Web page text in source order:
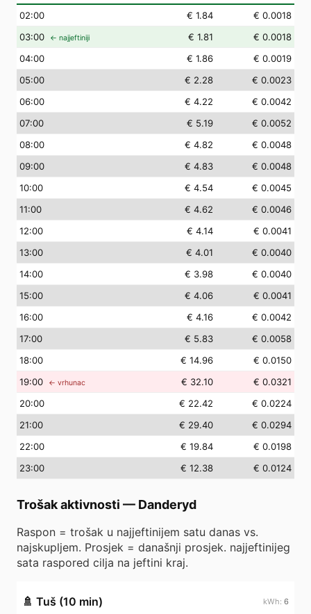
02:00 € 1.84
€ 0.0018
03:00 ← najjeftiniji € 1.81
€ 0.0018
04:00 € 1.86
€ 0.0019
05:00 € 2.28
€ 0.0023
06:00 € 4.22
€ 0.0042
07:00 € 5.19
€ 0.0052
08:00 € 4.82
€ 0.0048
09:00 € 4.83
€ 0.0048
10:00 € 4.54
€ 0.0045
11:00 € 4.62
€ 0.0046
12:00 € 4.14
€ 0.0041
13:00 € 4.01
€ 0.0040
14:00 € 3.98
€ 0.0040
15:00 € 4.06
€ 0.0041
16:00 € 4.16
€ 0.0042
17:00 € 5.83
€ 0.0058
18:00 € 14.96
€ 0.0150
19:00 ← vrhunac € 32.10
€ 0.0321
20:00 € 22.42
€ 0.0224
21:00 € 29.40
€ 0.0294
22:00 € 19.84
€ 0.0198
23:00 € 12.38 € 0.0124
Trošak aktivnosti — Danderyd
Raspon = trošak u najjeftinijem satu danas vs.
najskupljem. Prosjek = današnji prosjek. najjeftinijeg
sata raspored cilja na jeftini kraj.
🚿 Tuš (10 min) 6